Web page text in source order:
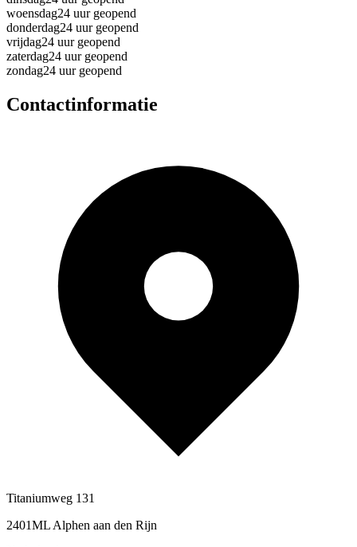
woensdag24 uur geopend
donderdag24 uur geopend
vrijdag24 uur geopend
zaterdag24 uur geopend
zondag24 uur geopend
Contactinformatie
Titaniumweg 131
2401ML Alphen aan den Rijn